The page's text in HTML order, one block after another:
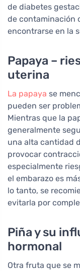
de diabetes
de contaminación
encontrarse en la
Papaya –
uterina
La papaya se
pueden ser
Mientras que la
generalmente
una alta cantidad
provocar
especialmente
el embarazo es
lo tanto, se
evitarla por
Piña y su
hormonal
Otra fruta que se